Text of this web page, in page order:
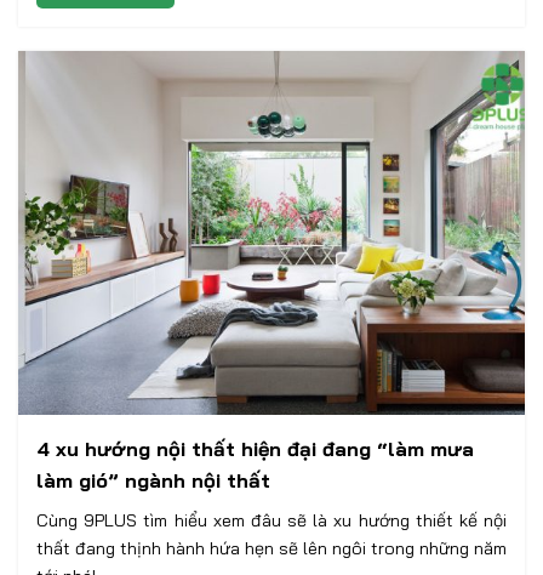
4 xu hướng nội thất hiện đại đang “làm mưa
làm gió” ngành nội thất
Cùng 9PLUS tìm hiểu xem đâu sẽ là xu hướng thiết kế nội
thất đang thịnh hành hứa hẹn sẽ lên ngôi trong những năm